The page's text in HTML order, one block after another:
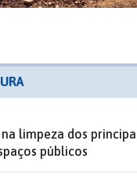
limpeza dos
públicos